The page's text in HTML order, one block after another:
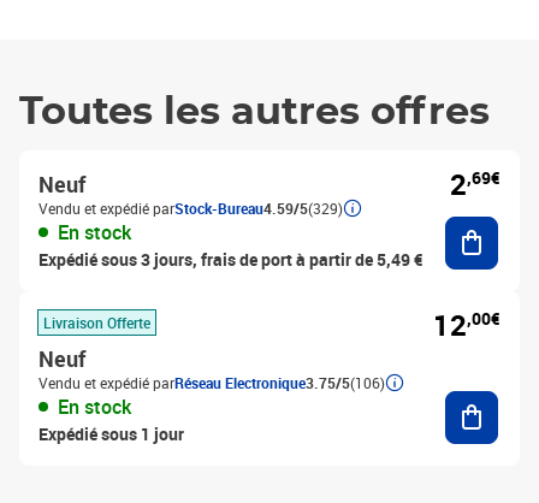
Toutes les autres offres
Neuf
Vendu et expédié parStock-Bureau4.59/5(329)
En stock
Expédié sous 3 jours, frais de port à partir de 5,49 €
2,69€
Livraison Offerte
Neuf
Vendu et expédié parRéseau Electronique3.75/5(106)
En stock
Expédié sous 1 jour
12,00€